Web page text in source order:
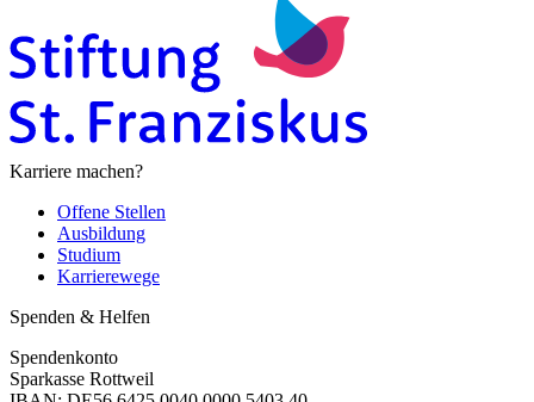
Karriere machen?
Offene Stellen
Ausbildung
Studium
Karrierewege
Spenden & Helfen
Spendenkonto
Sparkasse Rottweil